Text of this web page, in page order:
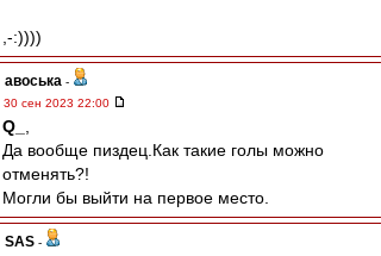
,-:))))
авоська -
30 сен 2023 22:00
Q_
Да вообще пиздец.Как такие голы можно
отменять?!
Могли бы выйти на первое место.
SAS -